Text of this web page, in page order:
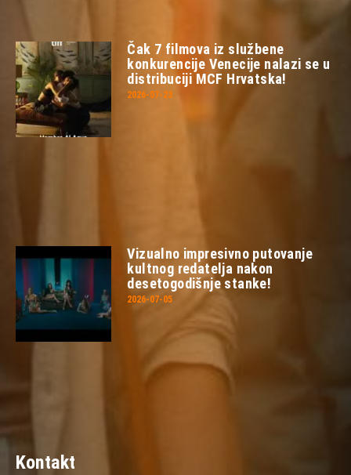
Čak 7 filmova iz službene
konkurencije Venecije nalazi se u
distribuciji MCF Hrvatska!
2026-07-23
Vizualno impresivno putovanje
kultnog redatelja nakon
desetogodišnje stanke!
2026-07-05
Kontakt